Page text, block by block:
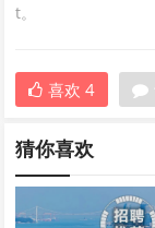
t。
喜欢 4
猜你喜欢